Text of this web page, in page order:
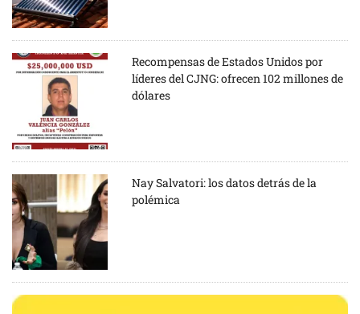
Recompensas de Estados Unidos por
líderes del CJNG: ofrecen 102 millones de
dólares
Nay Salvatori: los datos detrás de la
polémica